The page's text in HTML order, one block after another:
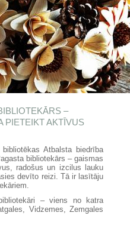
–
PIETEIKT AKTĪVUS
Atbalsta biedrība
bibliotekārs – gaismas
radošus un izcilus lauku
devīto reizi. Tā ir lasītāju
– viens no katra
Vidzemes, Zemgales